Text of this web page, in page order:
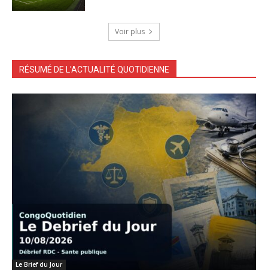
Voir plus
RÉSUMÉ DE L'ACTUALITÉ QUOTIDIENNE
Le Brief du Jour